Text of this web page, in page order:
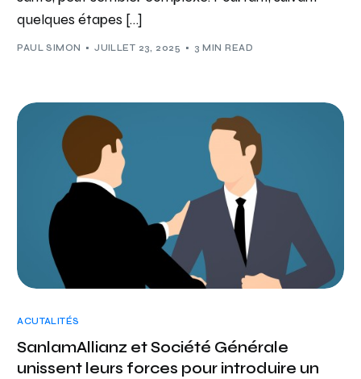
quelques étapes […]
PAUL SIMON JUILLET 23, 2025 3 MIN READ
ACUTALITÉS
SanlamAllianz et Société Générale
unissent leurs forces pour introduire un